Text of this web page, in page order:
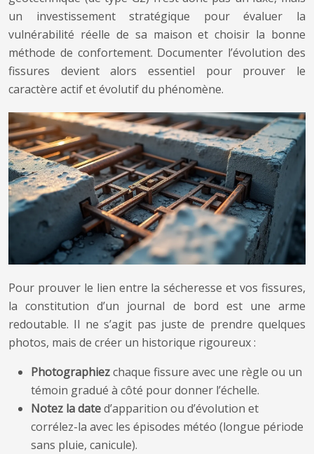
un investissement stratégique pour évaluer la
vulnérabilité réelle de sa maison et choisir la bonne
méthode de confortement. Documenter l’évolution des
fissures devient alors essentiel pour prouver le
caractère actif et évolutif du phénomène.
Pour prouver le lien entre la sécheresse et vos fissures,
la constitution d’un journal de bord est une arme
redoutable. Il ne s’agit pas juste de prendre quelques
photos, mais de créer un historique rigoureux :
Photographiezchaque fissure avec une règle ou un
témoin gradué à côté pour donner l’échelle.
Notez la dated’apparition ou d’évolution et
corrélez-la avec les épisodes météo (longue période
sans pluie, canicule).